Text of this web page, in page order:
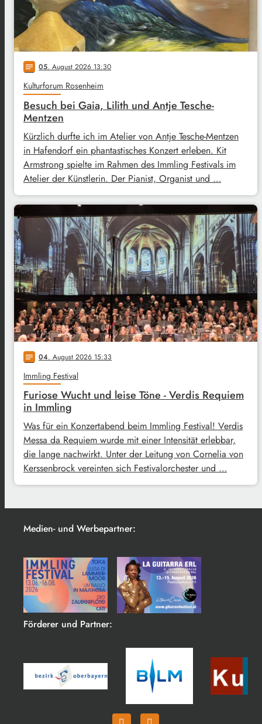
notes 05. August 2026 13:30
Kulturforum Rosenheim
Besuch bei Gaia, Lilith und Antje Tesche-
Mentzen
Kürzlich durfte ich im Atelier von Antje Tesche-Mentzen
in Hafendorf ein phantastisches Konzert erleben. Kit
Armstrong spielte im Rahmen des Immling Festivals im
Atelier der Künstlerin. Der Pianist, Organist und …
notes 04. August 2026 15:33
Immling Festival
Furiose Wucht und leise Töne - Verdis Requiem
in Immling
Was für ein Konzertabend beim Immling Festival! Verdis
Messa da Requiem wurde mit einer Intensität erlebbar,
die lange nachwirkt. Unter der Leitung von Cornelia von
Kerssenbrock vereinten sich Festivalorchester und …
Medien- und Werbepartner:
Förderer und Partner: